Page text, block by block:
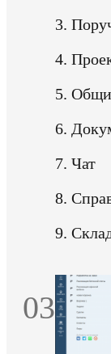
03
3.
4.
5.
6.
7. Чат
8.
9.